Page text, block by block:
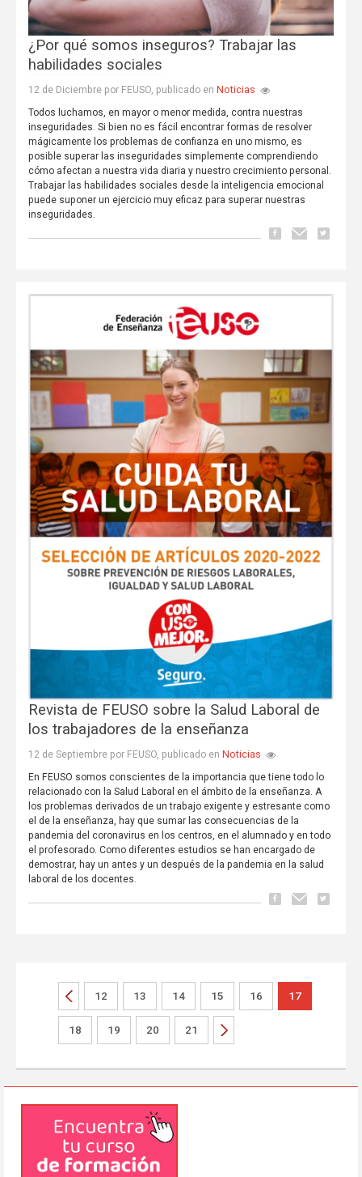
¿Por qué somos inseguros? Trabajar las
habilidades sociales
12 de Diciembre por FEUSO, publicado en Noticias
Todos luchamos, en mayor o menor medida, contra nuestras
inseguridades. Si bien no es fácil encontrar formas de resolver
mágicamente los problemas de confianza en uno mismo, es
posible superar las inseguridades simplemente comprendiendo
cómo afectan a nuestra vida diaria y nuestro crecimiento personal.
Trabajar las habilidades sociales desde la inteligencia emocional
puede suponer un ejercicio muy eficaz para superar nuestras
inseguridades.
Revista de FEUSO sobre la Salud Laboral de
los trabajadores de la enseñanza
12 de Septiembre por FEUSO, publicado en Noticias
En FEUSO somos conscientes de la importancia que tiene todo lo
relacionado con la Salud Laboral en el ámbito de la enseñanza. A
los problemas derivados de un trabajo exigente y estresante como
el de la enseñanza, hay que sumar las consecuencias de la
pandemia del coronavirus en los centros, en el alumnado y en todo
el profesorado. Como diferentes estudios se han encargado de
demostrar, hay un antes y un después de la pandemia en la salud
laboral de los docentes.
12 13 14 15 16 17
18 19 20 21